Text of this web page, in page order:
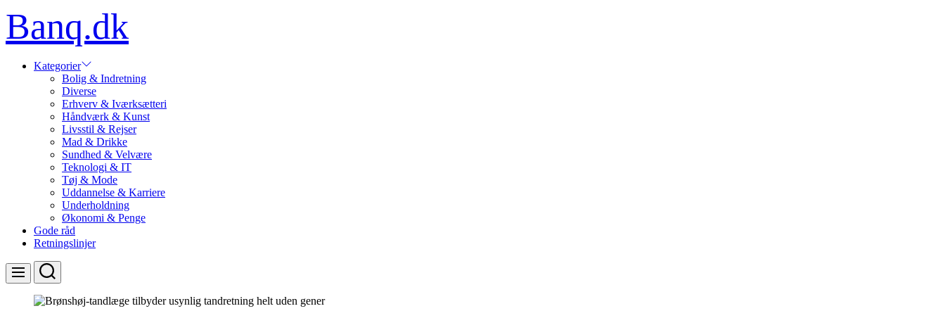
to
content
Banq.dk
Kategorier
Bolig & Indretning
Diverse
Erhverv & Iværksætteri
Håndværk & Kunst
Livsstil & Rejser
Mad & Drikke
Sundhed & Velvære
Teknologi & IT
Tøj & Mode
Uddannelse & Karriere
Underholdning
Økonomi & Penge
Gode råd
Retningslinjer
Menu Search